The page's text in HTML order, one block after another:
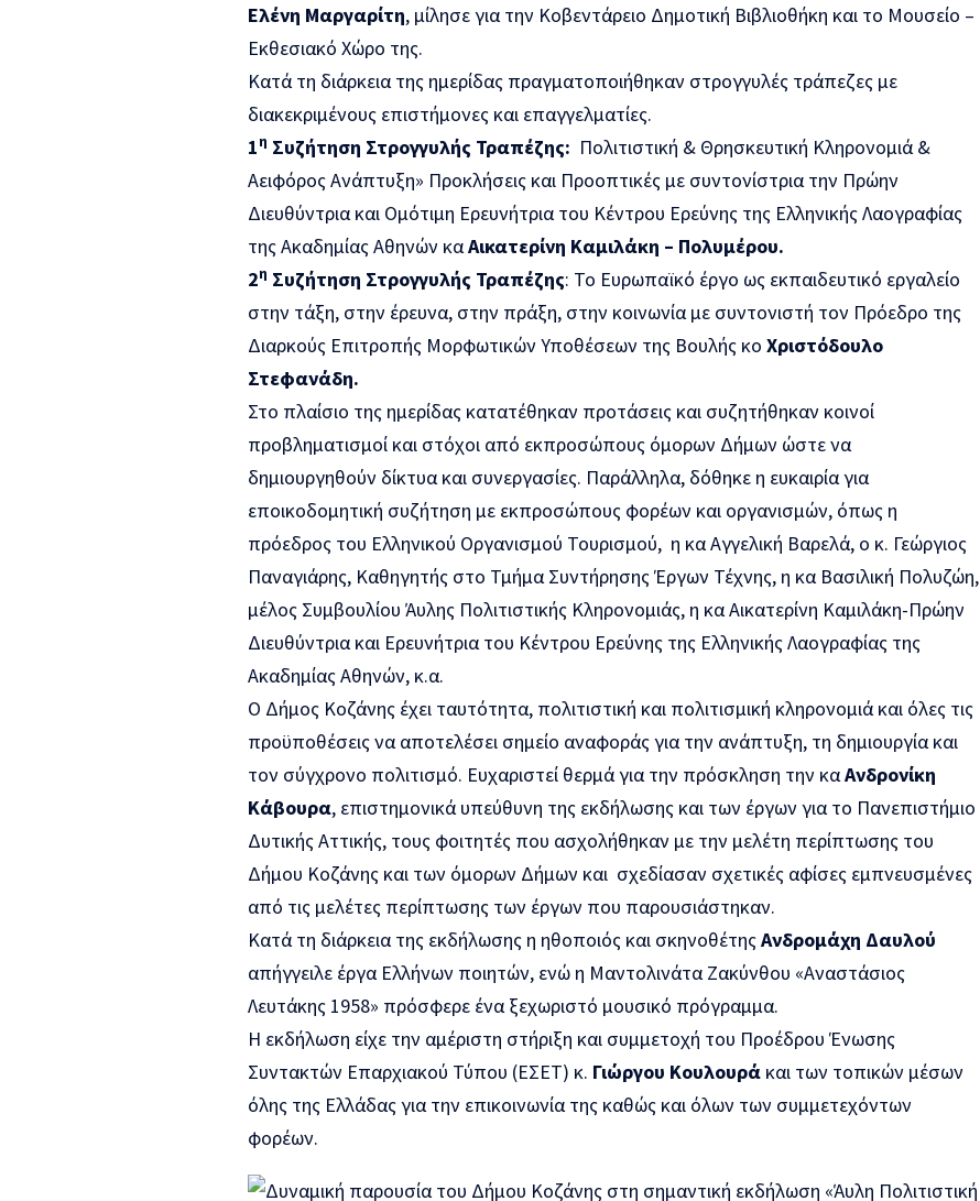
Ελένη Μαργαρίτη, μίλησε για την Κοβεντάρειο Δημοτική Βιβλιοθήκη και το Μουσείο –
Εκθεσιακό Χώρο της.
Κατά τη διάρκεια της ημερίδας πραγματοποιήθηκαν στρογγυλές τράπεζες με
διακεκριμένους επιστήμονες και επαγγελματίες.
1η Συζήτηση Στρογγυλής Τραπέζης: Πολιτιστική & Θρησκευτική Κληρονομιά &
Αειφόρος Ανάπτυξη» Προκλήσεις και Προοπτικές με συντονίστρια την Πρώην
Διευθύντρια και Ομότιμη Ερευνήτρια του Κέντρου Ερεύνης της Ελληνικής Λαογραφίας
της Ακαδημίας Αθηνών καΑικατερίνη Καμιλάκη – Πολυμέρου.
2η Συζήτηση Στρογγυλής Τραπέζης: Το Ευρωπαϊκό έργο ως εκπαιδευτικό εργαλείο
στην τάξη, στην έρευνα, στην πράξη, στην κοινωνία με συντονιστή τον Πρόεδρο της
Διαρκούς Επιτροπής Μορφωτικών Υποθέσεων της Βουλής κο Χριστόδουλο
Στεφανάδη.
Στο πλαίσιο της ημερίδας κατατέθηκαν προτάσεις και συζητήθηκαν κοινοί
προβληματισμοί και στόχοι από εκπροσώπους όμορων Δήμων ώστε να
δημιουργηθούν δίκτυα και συνεργασίες. Παράλληλα, δόθηκε η ευκαιρία για
εποικοδομητική συζήτηση με εκπροσώπους φορέων και οργανισμών, όπως η
πρόεδρος του Ελληνικού Οργανισμού Τουρισμού, η κα Αγγελική Βαρελά, ο κ. Γεώργιος
Παναγιάρης, Καθηγητής στο Τμήμα Συντήρησης Έργων Τέχνης, η κα Βασιλική Πολυζώη,
μέλος Συμβουλίου Άυλης Πολιτιστικής Κληρονομιάς, η κα Αικατερίνη Καμιλάκη-Πρώην
Διευθύντρια και Ερευνήτρια του Κέντρου Ερεύνης της Ελληνικής Λαογραφίας της
Ακαδημίας Αθηνών, κ.α.
Ο Δήμος Κοζάνης έχει ταυτότητα, πολιτιστική και πολιτισμική κληρονομιά και όλες τις
προϋποθέσεις να αποτελέσει σημείο αναφοράς για την ανάπτυξη, τη δημιουργία και
τον σύγχρονο πολιτισμό. Ευχαριστεί θερμά για την πρόσκληση την καΑνδρονίκη
Κάβουρα, επιστημονικά υπεύθυνη της εκδήλωσης και των έργων για το Πανεπιστήμιο
Δυτικής Αττικής, τους φοιτητές που ασχολήθηκαν με την μελέτη περίπτωσης του
Δήμου Κοζάνης και των όμορων Δήμων και σχεδίασαν σχετικές αφίσες εμπνευσμένες
από τις μελέτες περίπτωσης των έργων που παρουσιάστηκαν.
Κατά τη διάρκεια της εκδήλωσης η ηθοποιός και σκηνοθέτηςΑνδρομάχη Δαυλού
απήγγειλε έργα Ελλήνων ποιητών, ενώ η Μαντολινάτα Ζακύνθου «Αναστάσιος
Λευτάκης 1958» πρόσφερε ένα ξεχωριστό μουσικό πρόγραμμα.
Η εκδήλωση είχε την αμέριστη στήριξη και συμμετοχή του Προέδρου Ένωσης
Συντακτών Επαρχιακού Τύπου (ΕΣΕΤ) κ. Γιώργου Κουλουρά και των τοπικών μέσων
όλης της Ελλάδας για την επικοινωνία της καθώς και όλων των συμμετεχόντων
φορέων.